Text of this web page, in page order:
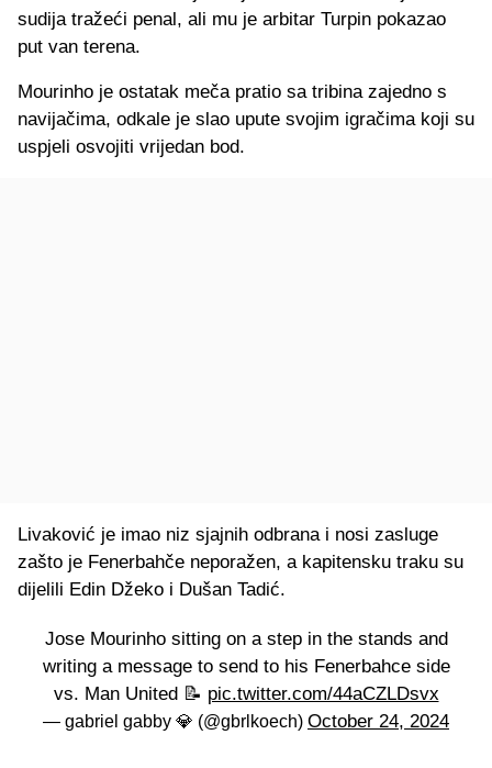
sudija tražeći penal, ali mu je arbitar Turpin pokazao
put van terena.
Mourinho je ostatak meča pratio sa tribina zajedno s
navijačima, odkale je slao upute svojim igračima koji su
uspjeli osvojiti vrijedan bod.
Livaković je imao niz sjajnih odbrana i nosi zasluge
zašto je Fenerbahče neporažen, a kapitensku traku su
dijelili Edin Džeko i Dušan Tadić.
Jose Mourinho sitting on a step in the stands and
writing a message to send to his Fenerbahce side
vs. Man United 📝 pic.twitter.com/44aCZLDsvx
— gabriel gabby 💎 (@gbrlkoech) October 24, 2024